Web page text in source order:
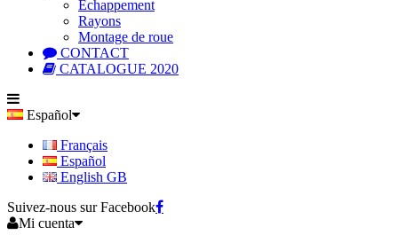
Echappement
Rayons
Montage de roue
CONTACT
CATALOGUE 2020
Español
Français
Español
English GB
Suivez-nous sur Facebook
Mi cuenta